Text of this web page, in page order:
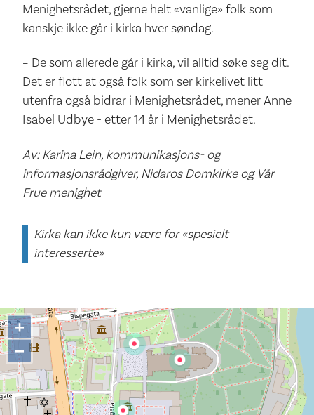
Menighetsrådet, gjerne helt «vanlige» folk som
kanskje ikke går i kirka hver søndag.
– De som allerede går i kirka, vil alltid søke seg dit.
Det er flott at også folk som ser kirkelivet litt
utenfra også bidrar i Menighetsrådet, mener Anne
Isabel Udbye - etter 14 år i Menighetsrådet.
Av: Karina Lein, kommunikasjons- og
informasjonsrådgiver, Nidaros Domkirke og Vår
Frue menighet
Kirka kan ikke kun være for «spesielt
interesserte»
+
−